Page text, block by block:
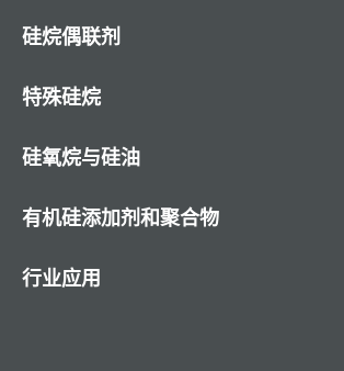
硅烷偶联剂
特殊硅烷
硅氧烷与硅油
有机硅添加剂和聚合物
行业应用